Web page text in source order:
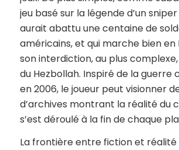
jeu basé sur la légende d’un
aurait abattu une centaine de
américains, et qui marche bien
son interdiction, au plus
du Hezbollah. Inspiré de la guerre
en 2006, le joueur peut visionner
d’archives montrant la réalité du
s’est déroulé à la fin de chaque
La frontière entre fiction et réalité